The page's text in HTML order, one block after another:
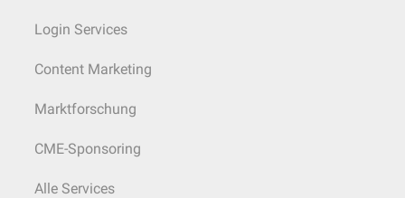
Login Services
Content Marketing
Marktforschung
CME-Sponsoring
Alle Services